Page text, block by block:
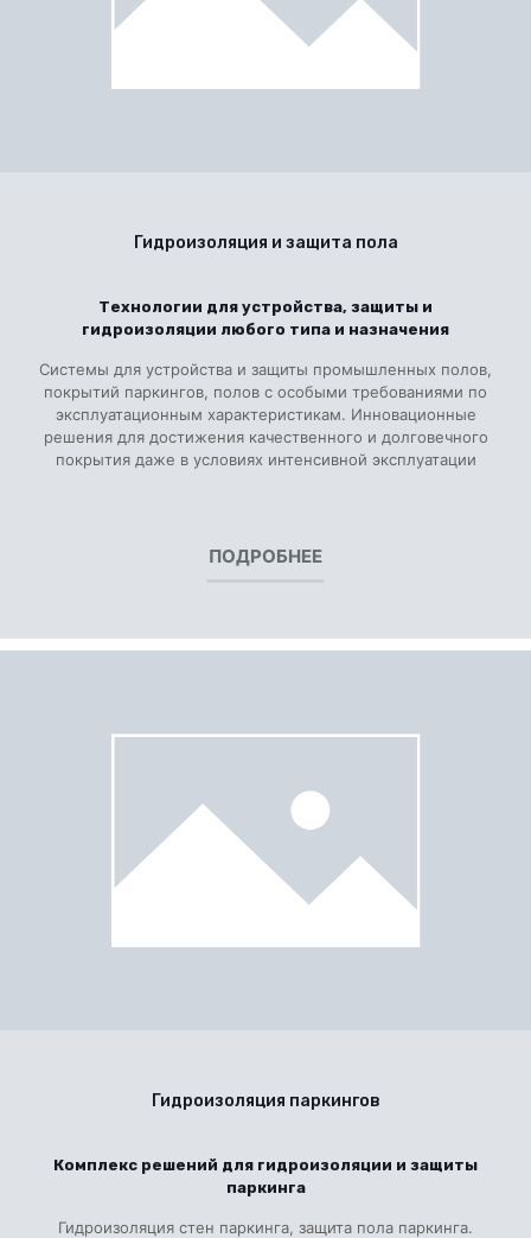
Гидроизоляция и защита пола
Технологии для устройства, защиты и
гидроизоляции любого типа и назначения
Системы для устройства и защиты промышленных полов,
покрытий паркингов, полов с особыми требованиями по
эксплуатационным характеристикам. Инновационные
решения для достижения качественного и долговечного
покрытия даже в условиях интенсивной эксплуатации
ПОДРОБНЕЕ
Гидроизоляция паркингов
Комплекс решений для гидроизоляции и защиты
паркинга
Гидроизоляция стен паркинга, защита пола паркинга.